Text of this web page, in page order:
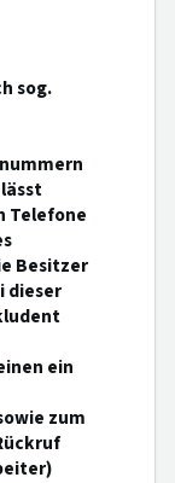
sog.
Telefone
Besitzer
dieser
ein
zum